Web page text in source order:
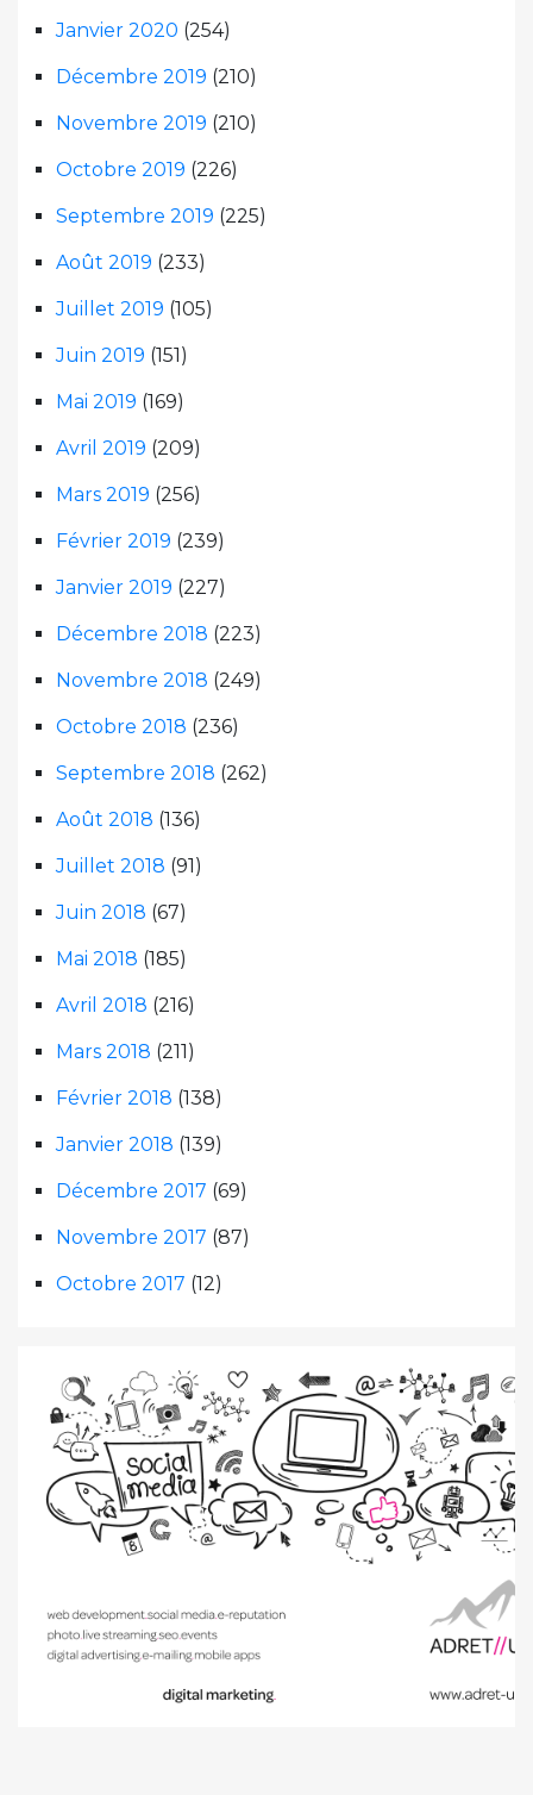
Janvier 2020 (254)
Décembre 2019 (210)
Novembre 2019 (210)
Octobre 2019 (226)
Septembre 2019 (225)
Août 2019 (233)
Juillet 2019 (105)
Juin 2019 (151)
Mai 2019 (169)
Avril 2019 (209)
Mars 2019 (256)
Février 2019 (239)
Janvier 2019 (227)
Décembre 2018 (223)
Novembre 2018 (249)
Octobre 2018 (236)
Septembre 2018 (262)
Août 2018 (136)
Juillet 2018 (91)
Juin 2018 (67)
Mai 2018 (185)
Avril 2018 (216)
Mars 2018 (211)
Février 2018 (138)
Janvier 2018 (139)
Décembre 2017 (69)
Novembre 2017 (87)
Octobre 2017 (12)